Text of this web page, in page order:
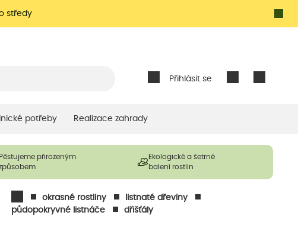
středy
Přihlásit se
potřeby Realizace zahrady
Pěstujeme přirozeným
Ekologické a šetrné
balení rostlin
okrasné rostliny
listnaté dřeviny
půdopokryvné listnáče
dřišťály